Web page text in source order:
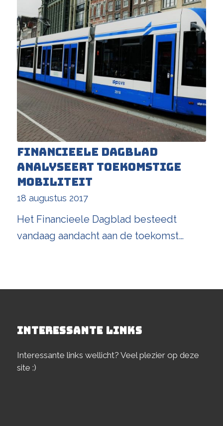
Financieele Dagblad
analyseert toekomstige
mobiliteit
18 augustus 2017
Het Financieele Dagblad besteedt
vandaag aandacht aan de toekomst…
INTERESSANTE LINKS
Interessante links wellicht? Veel plezier op deze
site :)